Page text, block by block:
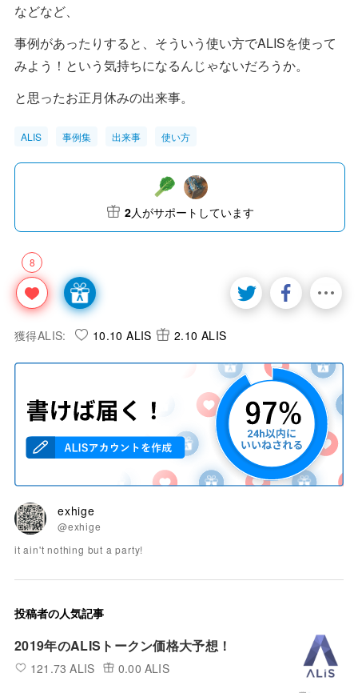
などなど、
事例があったりすると、そういう使い方でALISを使って
みよう！という気持ちになるんじゃないだろうか。
と思ったお正月休みの出来事。
ALIS 事例集 出来事 使い方
8
2人がサポートしています
獲得ALIS: 10.10 ALIS 2.10 ALIS
exhige
@exhige
it ain't nothing but a party!
投稿者の人気記事
2019年のALISトークン価格大予想！
121.73 ALIS 0.00 ALIS